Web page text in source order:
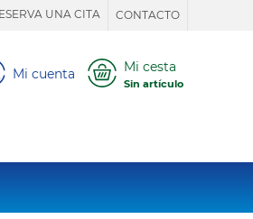
UNA CITA CONTACTO
Mi cuenta Mi cesta
Sin artículo